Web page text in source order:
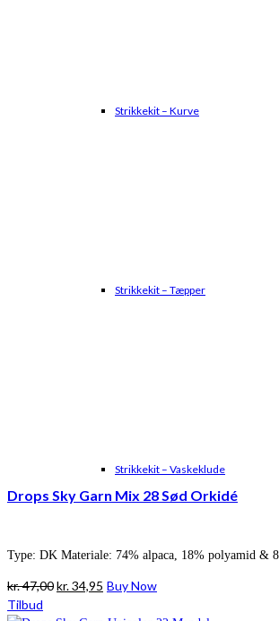
Strikkekit – Kurve
Strikkekit – Tæpper
Strikkekit – Vaskeklude
Drops Sky Garn Mix 28 Sød Orkidé
Type: DK Materiale: 74% alpaca, 18% polyamid &
kr.47,00Den
kr.34,95 Den
Buy Now
Tilbud